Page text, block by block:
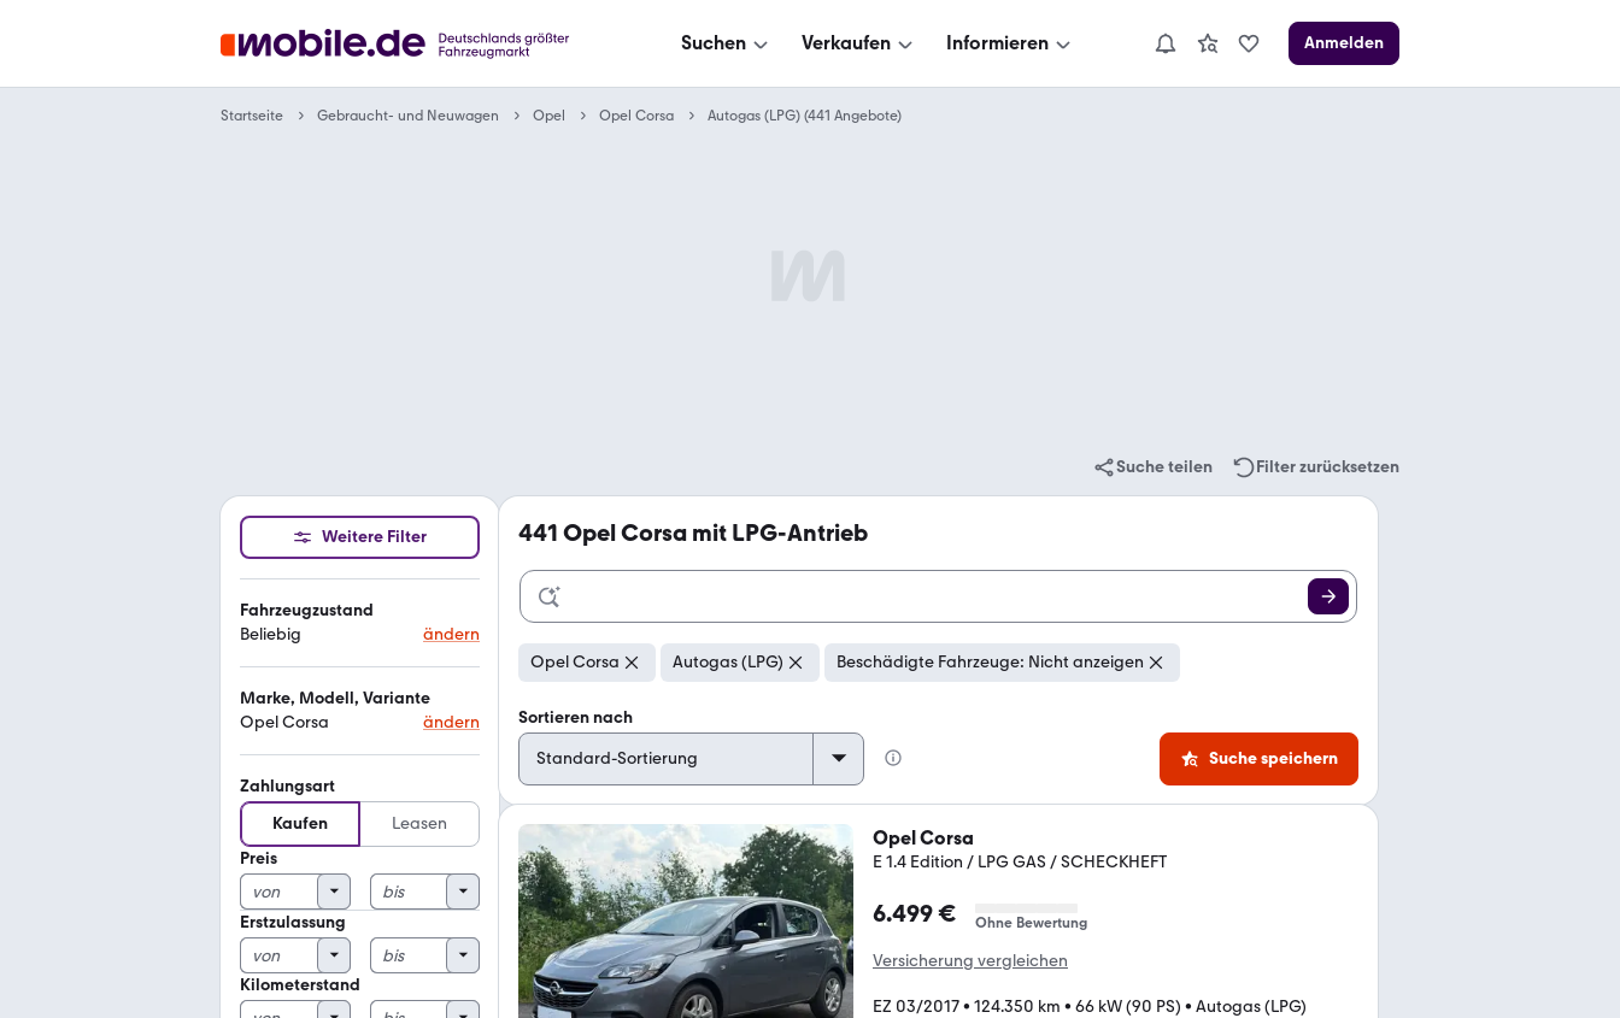
Suchen Verkaufen Informieren Anmelden
Startseite Gebraucht- und Neuwagen Opel Opel Corsa Autogas (LPG) (441 Angebote)
Suche teilen Filter zurücksetzen
Weitere Filter
Fahrzeugzustand
Beliebig
ändern
Marke, Modell, Variante
Opel Corsa
ändern
Zahlungsart
Kaufen
Leasen
Preis
Erstzulassung
Kilometerstand
441 Opel Corsa mit LPG-Antrieb
Opel Corsa Autogas (LPG) Beschädigte Fahrzeuge: Nicht anzeigen
Sortieren nach
Suche speichern
Opel Corsa
E 1.4 Edition / LPG GAS / SCHECKHEFT
6.499 € Ohne Bewertung
Versicherung vergleichen
EZ 03/2017• 124.350 km • 66 kW (90 PS) • Autogas (LPG)